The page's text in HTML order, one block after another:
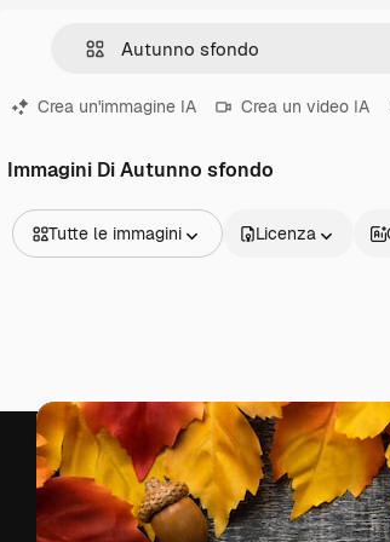
Crea un'immagine IA Crea un video IA
Immagini Di Autunno sfondo
Tutte le immagini
Video
Clip video
Motion graphic
Modelli di video
Icone
Modelli 3D
Font
Licenza